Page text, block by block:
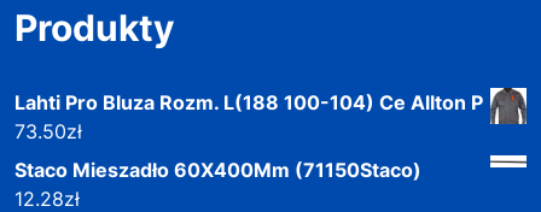
Produkty
Lahti Pro Bluza Rozm. L(188 100-104) Ce Allton P
73.50zł
Staco Mieszadło 60X400Mm (71150Staco)
12.28zł